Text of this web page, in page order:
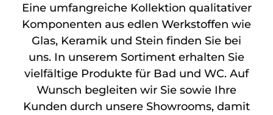
Eine umfangreiche Kollektion qualitativer
Komponenten aus edlen Werkstoffen wie
Glas, Keramik und Stein finden Sie bei
uns. In unserem Sortiment erhalten Sie
vielfältige Produkte für Bad und WC. Auf
Wunsch begleiten wir Sie sowie Ihre
Kunden durch unsere Showrooms, damit